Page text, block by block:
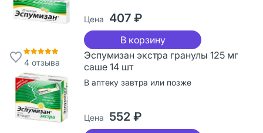
4отзыва
Цена 407 ₽
В корзину
Эспумизан экстра гранулы 125 мг
саше 14 шт
В аптеку завтра или позже
Цена 552 ₽